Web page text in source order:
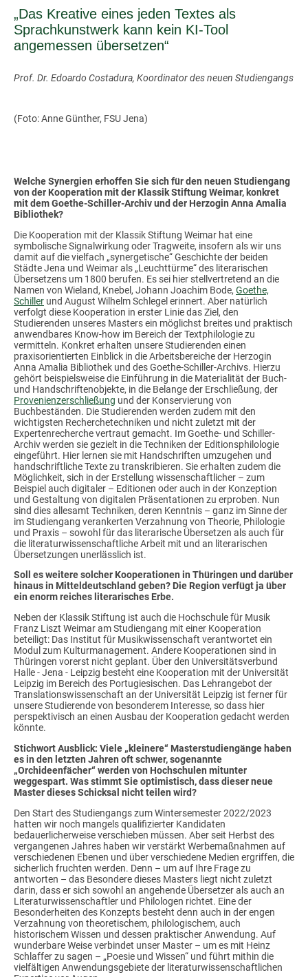
„Das Kreative eines jeden Textes als
Sprachkunstwerk kann kein KI-Tool
angemessen übersetzen“
Prof. Dr. Edoardo Costadura, Koordinator des neuen Studiengangs
(Foto: Anne Günther, FSU Jena)
Welche Synergien erhoffen Sie sich für den neuen Studiengang
von der Kooperation mit der Klassik Stiftung Weimar, konkret
mit dem Goethe-Schiller-Archiv und der Herzogin Anna Amalia
Bibliothek?
Die Kooperation mit der Klassik Stiftung Weimar hat eine
symbolische Signalwirkung oder Tragweite, insofern als wir uns
damit auf die vielfach „synergetische“ Geschichte der beiden
Städte Jena und Weimar als „Leuchttürme“ des literarischen
Übersetzens um 1800 berufen. Es sei hier stellvertretend an die
Namen von Wieland, Knebel, Johann Joachim Bode, Goethe,
Schiller und August Wilhelm Schlegel erinnert. Aber natürlich
verfolgt diese Kooperation in erster Linie das Ziel, den
Studierenden unseres Masters ein möglichst breites und praktisch
anwendbares Know-how im Bereich der Textphilologie zu
vermitteln. Konkret erhalten unsere Studierenden einen
praxisorientierten Einblick in die Arbeitsbereiche der Herzogin
Anna Amalia Bibliothek und des Goethe-Schiller-Archivs. Hierzu
gehört beispielsweise die Einführung in die Materialität der Buch-
und Handschriftenobjekte, in die Belange der Erschließung, der
Provenienzerschließung und der Konservierung von
Buchbeständen. Die Studierenden werden zudem mit den
wichtigsten Recherchetechniken und nicht zuletzt mit der
Expertenrecherche vertraut gemacht. Im Goethe- und Schiller-
Archiv werden sie gezielt in die Techniken der Editionsphilologie
eingeführt. Hier lernen sie mit Handschriften umzugehen und
handschriftliche Texte zu transkribieren. Sie erhalten zudem die
Möglichkeit, sich in der Erstellung wissenschaftlicher – zum
Beispiel auch digitaler – Editionen oder auch in der Konzeption
und Gestaltung von digitalen Präsentationen zu erproben. Nun
sind dies allesamt Techniken, deren Kenntnis – ganz im Sinne der
im Studiengang verankerten Verzahnung von Theorie, Philologie
und Praxis – sowohl für das literarische Übersetzen als auch für
die literaturwissenschaftliche Arbeit mit und an literarischen
Übersetzungen unerlässlich ist.
Soll es weitere solcher Kooperationen in Thüringen und darüber
hinaus in Mitteldeutschland geben? Die Region verfügt ja über
ein enorm reiches literarisches Erbe.
Neben der Klassik Stiftung ist auch die Hochschule für Musik
Franz Liszt Weimar am Studiengang mit einer Kooperation
beteiligt: Das Institut für Musikwissenschaft verantwortet ein
Modul zum Kulturmanagement. Andere Kooperationen sind in
Thüringen vorerst nicht geplant. Über den Universitätsverbund
Halle - Jena - Leipzig besteht eine Kooperation mit der Universität
Leipzig im Bereich des Portugiesischen. Das Lehrangebot der
Translationswissenschaft an der Universität Leipzig ist ferner für
unsere Studierende von besonderem Interesse, so dass hier
perspektivisch an einen Ausbau der Kooperation gedacht werden
könnte.
Stichwort Ausblick: Viele „kleinere“ Masterstudiengänge haben
es in den letzten Jahren oft schwer, sogenannte
„Orchideenfächer“ werden von Hochschulen mitunter
weggespart. Was stimmt Sie optimistisch, dass dieser neue
Master dieses Schicksal nicht teilen wird?
Den Start des Studiengangs zum Wintersemester 2022/2023
hatten wir noch mangels qualifizierter Kandidaten
bedauerlicherweise verschieben müssen. Aber seit Herbst des
vergangenen Jahres haben wir verstärkt Werbemaßnahmen auf
verschiedenen Ebenen und über verschiedene Medien ergriffen, die
sicherlich fruchten werden. Denn – um auf Ihre Frage zu
antworten – das Besondere dieses Masters liegt nicht zuletzt
darin, dass er sich sowohl an angehende Übersetzer als auch an
Literaturwissenschaftler und Philologen richtet. Eine der
Besonderheiten des Konzepts besteht denn auch in der engen
Verzahnung von theoretischem, philologischem, auch
historischem Wissen und dessen praktischer Anwendung. Auf
wunderbare Weise verbindet unser Master – um es mit Heinz
Schlaffer zu sagen – „Poesie und Wissen“ und führt mithin die
vielfältigen Anwendungsgebiete der literaturwissenschaftlichen